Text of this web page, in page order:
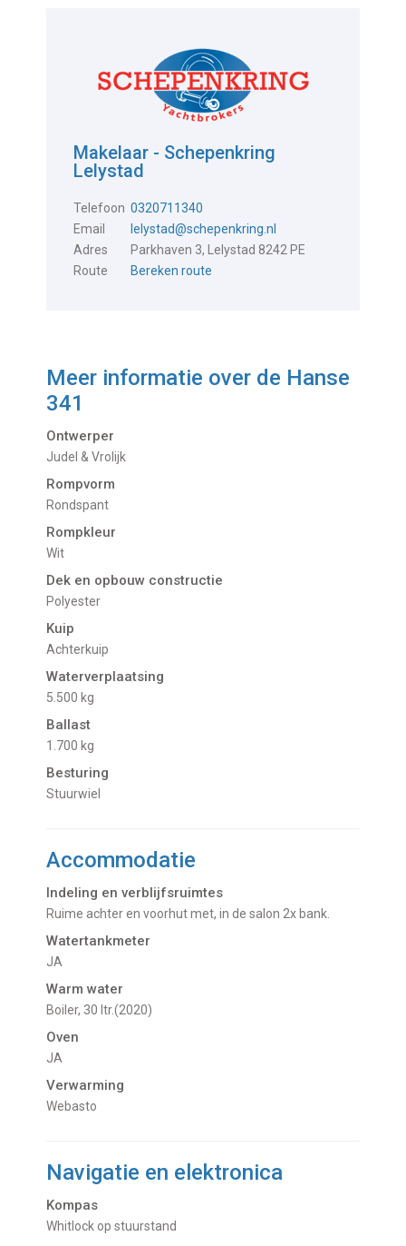
Makelaar - Schepenkring
Lelystad
Telefoon 0320711340
Email
lelystad@schepenkring.nl
Adres
Parkhaven 3, Lelystad 8242 PE
Route
Bereken route
Meer informatie over de Hanse
341
Ontwerper
Judel & Vrolijk
Rompvorm
Rondspant
Rompkleur
Wit
Dek en opbouw constructie
Polyester
Kuip
Achterkuip
Waterverplaatsing
5.500 kg
Ballast
1.700 kg
Besturing
Stuurwiel
Accommodatie
Indeling en verblijfsruimtes
Ruime achter en voorhut met, in de salon 2x bank.
Watertankmeter
JA
Warm water
Boiler, 30 ltr.(2020)
Oven
JA
Verwarming
Webasto
Navigatie en elektronica
Kompas
Whitlock op stuurstand